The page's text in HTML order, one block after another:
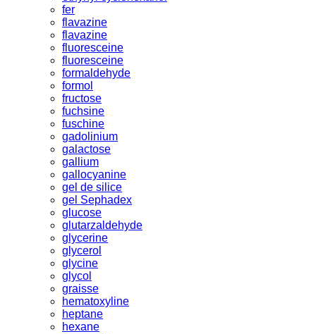
fer
flavazine
flavazine
fluoresceine
fluoresceine
formaldehyde
formol
fructose
fuchsine
fuschine
gadolinium
galactose
gallium
gallocyanine
gel de silice
gel Sephadex
glucose
glutarzaldehyde
glycerine
glycerol
glycine
glycol
graisse
hematoxyline
heptane
hexane